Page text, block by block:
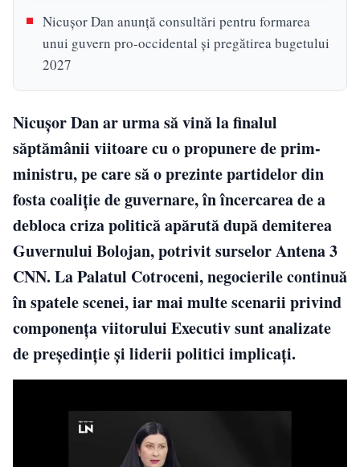
Nicușor Dan anunță consultări pentru formarea
unui guvern pro-occidental și pregătirea bugetului
2027
Nicușor Dan ar urma să vină la finalul
săptămânii viitoare cu o propunere de prim-
ministru, pe care să o prezinte partidelor din
fosta coaliție de guvernare, în încercarea de a
debloca criza politică apărută după demiterea
Guvernului Bolojan, potrivit surselor Antena 3
CNN. La Palatul Cotroceni, negocierile continuă
în spatele scenei, iar mai multe scenarii privind
componența viitorului Executiv sunt analizate
de președinție și liderii politici implicați.